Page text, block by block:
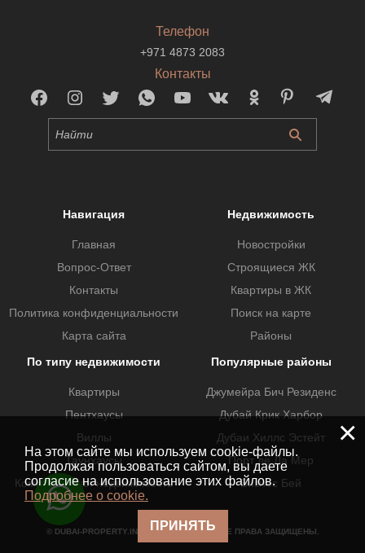
Телефон
+971 4873 2083
Контакты
Навигация
Главная
Вопрос-Ответ
Контакты
Политика конфиденциальности
Карта сайта
Недвижимость
Новостройки
Строящиеся ЖК
Квартиры в ЖК
Поиск на карте
Районы
По типу недвижимости
Квартиры
Пентхаусы
Виллы
Таунхаусы
Коммерческая недвижимость
Популярные районы
Джумейра Бич Резиденс
Дубай Крик Харбор
Дубаи Хиллс Эстейт
Порт де Ла Мер
Бизнес Бей
© DUBAI-PROPERTY.INVESTMENTS 2026. ВСЕ ПРАВА ЗАЩИЩЕНЫ.
×
На этом сайте мы используем cookie-файлы.
Продолжая пользоваться сайтом, вы даете
согласие на использование этих файлов.
Подробнее о cookie.
ПРИНЯТЬ